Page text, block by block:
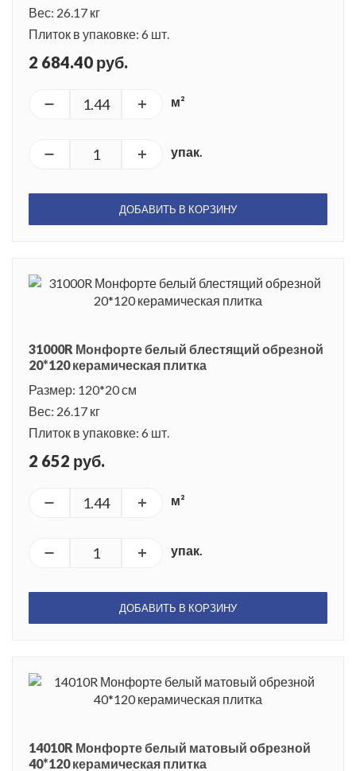
Вес: 26.17 кг
Плиток в упаковке: 6 шт.
2 684.40 руб.
м²
упак.
ДОБАВИТЬ В КОРЗИНУ
31000R Монфорте белый блестящий обрезной
20*120 керамическая плитка
Размер: 120*20 см
Вес: 26.17 кг
Плиток в упаковке: 6 шт.
2 652 руб.
м²
упак.
ДОБАВИТЬ В КОРЗИНУ
14010R Монфорте белый матовый обрезной
40*120 керамическая плитка